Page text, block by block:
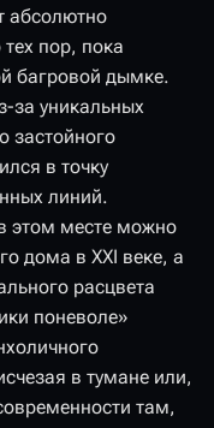
абсолютно
пор, пока
багровой дымке.
за уникальных
застойного
в точку
линий.
этом месте можно
дома в XXI веке, а
расцвета
поневоле»
в тумане или,
там,